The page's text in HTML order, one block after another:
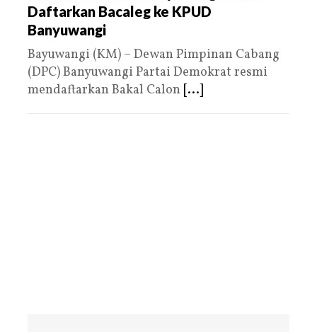
Daftarkan Bacaleg ke KPUD
Banyuwangi
Bayuwangi (KM) – Dewan Pimpinan Cabang
(DPC) Banyuwangi Partai Demokrat resmi
mendaftarkan Bakal Calon [...]